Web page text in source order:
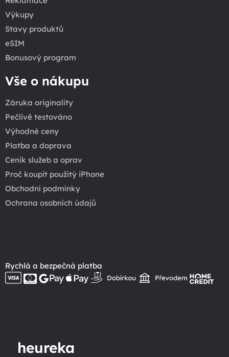
Výkupy
Stavy produktů
eSIM
Bonusový program
Vše o nákupu
Záruka originality
Pečlivě testováno
Výhodné ceny
Platba a doprava
Ceník služeb a oprav
Proč koupit použitý iPhone
Obchodní podmínky
Ochrana osobních údajů
Rychlá a bezpečná platba
heureka